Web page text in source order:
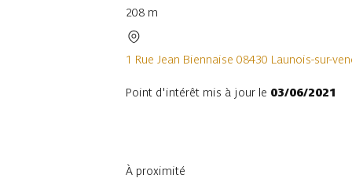
208 m
1 Rue Jean Biennaise 08430 Launois-sur-
Point d'intérêt mis à jour le 03/06/2021
À proximité